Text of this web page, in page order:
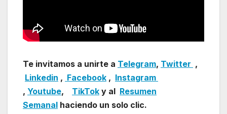
Te invitamos a unirte a Telegram, Twitter ,
Linkedin , Facebook , Instagram
, Youtube, TikTok y al Resumen
Semanal haciendo un solo clic.